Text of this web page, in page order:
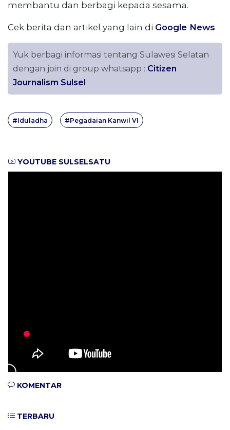
membantu dan berbagi kepada sesama.
Cek berita dan artikel yang lain di Google News
Yuk berbagi informasi tentang Sulawesi Selatan
dengan join di group whatsapp : Citizen
Journalism Sulsel
#Iduladha #Pegadaian Kanwil VI
YOUTUBE SULSELSATU
KOMENTAR
TERBARU